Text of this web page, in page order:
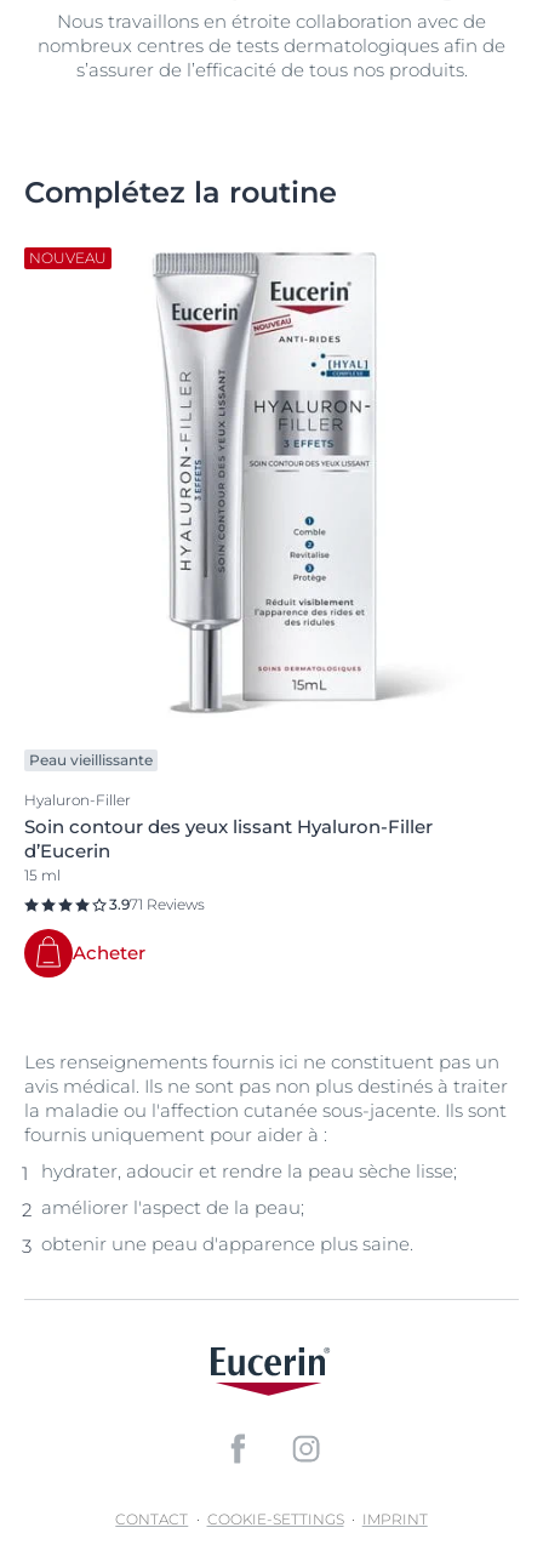
Nous travaillons en étroite collaboration avec de
nombreux centres de tests dermatologiques afin de
s’assurer de l’efficacité de tous nos produits.
Complétez la routine
NOUVEAU
Peau vieillissante
Hyaluron-Filler
Soin contour des yeux lissant Hyaluron-Filler
d’Eucerin
15 ml
3.971 Reviews
Acheter
Les renseignements fournis ici ne constituent pas un
avis médical. Ils ne sont pas non plus destinés à traiter
la maladie ou l'affection cutanée sous-jacente. Ils sont
fournis uniquement pour aider à :
hydrater, adoucir et rendre la peau sèche lisse;
améliorer l'aspect de la peau;
obtenir une peau d'apparence plus saine.
CONTACT COOKIE-SETTINGS IMPRINT